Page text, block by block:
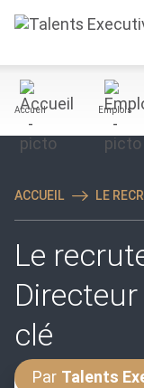
Accueil Emplois
ACCUEIL LE
Le
clé
Par Talents